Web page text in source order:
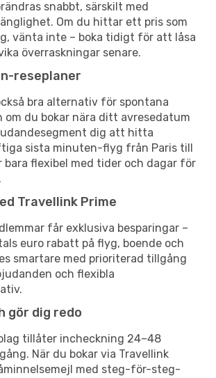
snabbt, särskilt med
Om du hittar ett pris som
vänta inte – boka tidigt för att låsa
överraskningar senare.
reseplaner
bra alternativ för spontana
om du bokar nära ditt avresedatum
dig att hitta
sista minuten-flyg från Paris till
bara flexibel med tider och dagar för
Travellink Prime
får exklusiva besparingar –
euro rabatt på flyg, boende och
smartare med prioriterad tillgång
och flexibla
gör dig redo
tillåter incheckning 24–48
När du bokar via Travellink
med steg-för-steg-